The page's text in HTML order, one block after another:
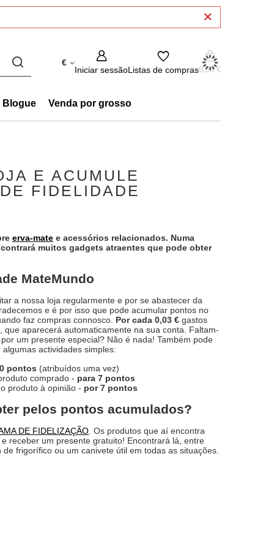
€
Iniciar sessãoListas de compras0,00 €
Blogue Venda por grosso
E ACUMULE
FIDELIDADE
erva-mate e acessórios relacionados. Numa
muitos gadgets atraentes que pode obter
MateMundo
a nossa loja regularmente e por se abastecer da
e é por isso que pode acumular pontos no
faz compras connosco. Por cada 0,03 € gastos
, que aparecerá automaticamente na sua conta. Faltam-
um presente especial? Não é nada! Também pode
actividades simples:
pontos (atribuídos uma vez)
comprado - para 7 pontos
produto à opinião - por 7 pontos
pelos pontos acumulados?
DE FIDELIZAÇÃO . Os produtos que aí encontra
receber um presente gratuito! Encontrará lá, entre
frigorífico ou um canivete útil em todas as situações.